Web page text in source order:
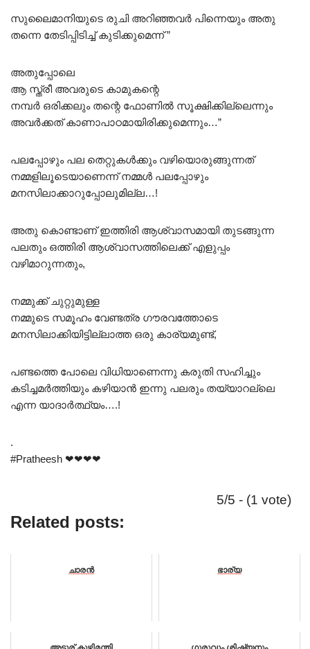
സുലൈമാനിയുടെ രുചി അറിഞ്ഞവർ പിന്നെയും അതു
തന്നെ തേടിപ്പിടിച്ച് കുടിക്കുമെന്ന് ”
അതുപ്പോലെ
ആ സ്ത്രീ അവരുടെ കാമുകന്റെ
നമ്പർ ഒരിക്കലും തന്റെ ഫോണിൽ സൂക്ഷിക്കില്ലെന്നും
അവർക്കത് കാണാപാഠമായിരിക്കുമെന്നും…”
പലപ്പോഴും പല തെറ്റുകൾക്കും വഴിയൊരുങ്ങുന്നത്
നമ്മളിലൂടെയാണെന്ന് നമ്മൾ പലപ്പോഴും
മനസിലാക്കാറുപ്പോലുമില്ല…!
അതു കൊണ്ടാണ് ഇത്തിരി ആശ്വാസമായി തുടങ്ങുന്ന
പലതും ഒത്തിരി ആശ്വാസത്തിലെക്ക് എളുപ്പം
വഴിമാറുന്നതും,
നമ്മുക്ക് ചുറ്റുമുള്ള
നമ്മുടെ സമൂഹം വേണ്ടത്ര ഗൗരവത്തോടെ
മനസിലാക്കിയിട്ടില്ലാത്ത ഒരു കാര്യമുണ്ട്,
പണ്ടത്തെ പോലെ വിധിയാണെന്നു കരുതി സഹിച്ചും
കടിച്ചമർത്തിയും കഴിയാൻ ഇന്നു പലരും തയ്യാറല്ലെ
എന്ന യാദാർത്ഥ്യം….!
.
#Pratheesh ❤❤❤❤
5/5 - (1 vote)
Related posts:
ചാരൻ ഭാര്യ